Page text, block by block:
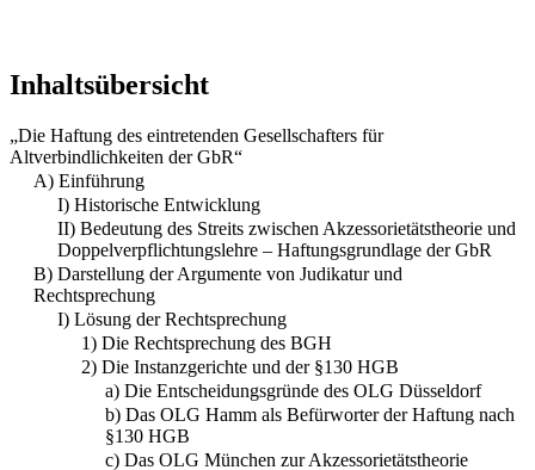
Inhaltsübersicht
„Die Haftung des eintretenden Gesellschafters für
Altverbindlichkeiten der GbR“
A) Einführung
I) Historische Entwicklung
II) Bedeutung des Streits zwischen Akzessorietätstheorie und
Doppelverpflichtungslehre – Haftungsgrundlage der GbR
B) Darstellung der Argumente von Judikatur und
Rechtsprechung
I) Lösung der Rechtsprechung
1) Die Rechtsprechung des BGH
2) Die Instanzgerichte und der §130 HGB
a) Die Entscheidungsgründe des OLG Düsseldorf
b) Das OLG Hamm als Befürworter der Haftung nach
§130 HGB
c) Das OLG München zur Akzessorietätstheorie